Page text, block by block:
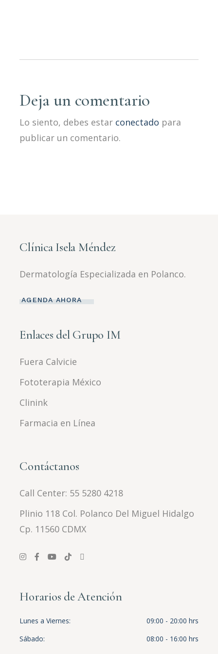
Deja un comentario
Lo siento, debes estar conectado para
publicar un comentario.
Clínica Isela Méndez
Dermatología Especializada en Polanco.
AGENDA AHORA
Enlaces del Grupo IM
Fuera Calvicie
Fototerapia México
Clinink
Farmacia en Línea
Contáctanos
Call Center: 55 5280 4218
Plinio 118 Col. Polanco Del Miguel Hidalgo
Cp. 11560 CDMX
Horarios de Atención
Lunes a Viernes
09:00 - 20:00 hrs
Sábado
08:00 - 16:00 hrs